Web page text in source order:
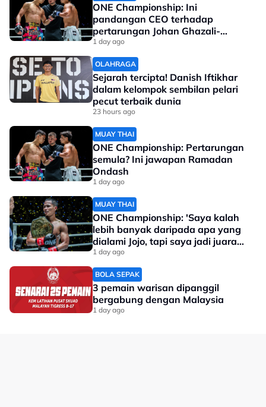
ONE Championship: Ini
pandangan CEO terhadap
pertarungan Johan Ghazali-
Ramadan Ondash
1 day ago
OLAHRAGA
Sejarah tercipta! Danish Iftikhar
dalam kelompok sembilan pelari
pecut terbaik dunia
23 hours ago
MUAY THAI
ONE Championship: Pertarungan
semula? Ini jawapan Ramadan
Ondash
1 day ago
MUAY THAI
ONE Championship: 'Saya kalah
lebih banyak daripada apa yang
dialami Jojo, tapi saya jadi juara
dunia'
1 day ago
BOLA SEPAK
3 pemain warisan dipanggil
bergabung dengan Malaysia
1 day ago